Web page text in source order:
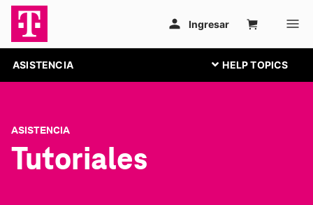
ASISTENCIA
ASISTENCIA
Tutoriales